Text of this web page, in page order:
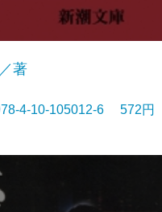
著
4-10-105012-6 572円